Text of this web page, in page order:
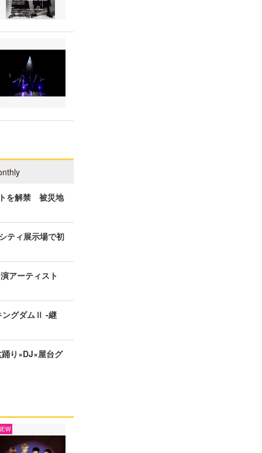
を解禁 被災地
ティ展示場で初
アーティスト
ングダムⅡ -継
り×DJ×屋台グ